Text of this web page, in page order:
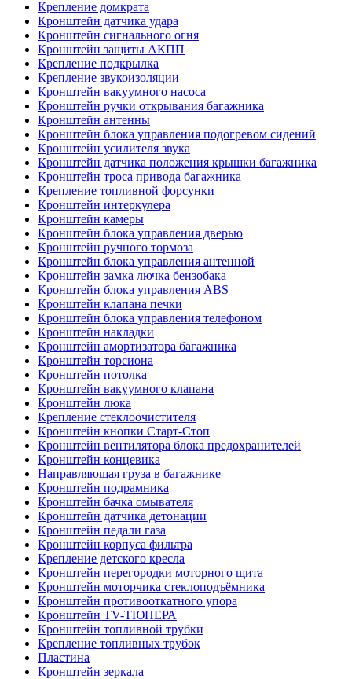
Крепление домкрата
Кронштейн датчика удара
Кронштейн сигнального огня
Кронштейн защиты АКПП
Крепление подкрылка
Крепление звукоизоляции
Кронштейн вакуумного насоса
Кронштейн ручки открывания багажника
Кронштейн антенны
Кронштейн блока управления подогревом сидений
Кронштейн усилителя звука
Кронштейн датчика положения крышки багажника
Кронштейн троса привода багажника
Крепление топливной форсунки
Кронштейн интеркулера
Кронштейн камеры
Кронштейн блока управления дверью
Кронштейн ручного тормоза
Кронштейн блока управления антенной
Кронштейн замка лючка бензобака
Кронштейн блока управления ABS
Кронштейн клапана печки
Кронштейн блока управления телефоном
Кронштейн накладки
Кронштейн амортизатора багажника
Кронштейн торсиона
Кронштейн потолка
Кронштейн вакуумного клапана
Кронштейн люка
Крепление стеклоочистителя
Кронштейн кнопки Старт-Стоп
Кронштейн вентилятора блока предохранителей
Кронштейн концевика
Направляющая груза в багажнике
Кронштейн подрамника
Кронштейн бачка омывателя
Кронштейн датчика детонации
Кронштейн педали газа
Кронштейн корпуса фильтра
Крепление детского кресла
Кронштейн перегородки моторного щита
Кронштейн моторчика стеклоподъёмника
Кронштейн противооткатного упора
Кронштейн TV-ТЮНЕРА
Кронштейн топливной трубки
Крепление топливных трубок
Пластина
Кронштейн зеркала